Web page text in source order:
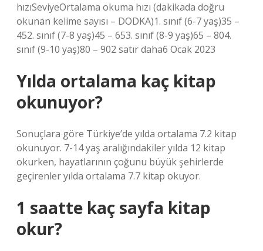
hızıSeviyeOrtalama okuma hızı (dakikada doğru
okunan kelime sayısı – DODKA)1. sınıf (6-7 yaş)35 –
452. sınıf (7-8 yaş)45 – 653. sınıf (8-9 yaş)65 – 804.
sınıf (9-10 yaş)80 – 902 satır daha6 Ocak 2023
Yılda ortalama kaç kitap
okunuyor?
Sonuçlara göre Türkiye’de yılda ortalama 7.2 kitap
okunuyor. 7-14 yaş aralığındakiler yılda 12 kitap
okurken, hayatlarının çoğunu büyük şehirlerde
geçirenler yılda ortalama 7.7 kitap okuyor.
1 saatte kaç sayfa kitap
okur?